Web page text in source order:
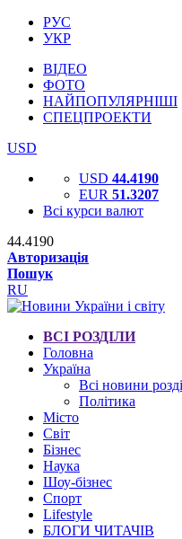
РУС
УКР
ВІДЕО
ФОТО
НАЙПОПУЛЯРНІШІ
СПЕЦПРОЕКТИ
USD
USD 44.4190
EUR 51.3207
Всі курси валют
44.4190
Авторизація
Пошук
RU
ВСІ РОЗДІЛИ
Головна
Україна
Всі новини
Політика
Місто
Світ
Бізнес
Наука
Шоу-бізнес
Спорт
Lifestyle
БЛОГИ ЧИТАЧІВ